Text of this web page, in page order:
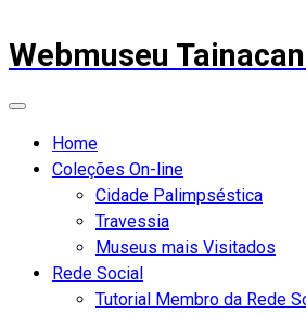
Webmuseu
Home
Coleções On-line
Cidade Palimpséstica
Travessia
Museus mais Visitados
Rede Social
Tutorial Membro da Rede